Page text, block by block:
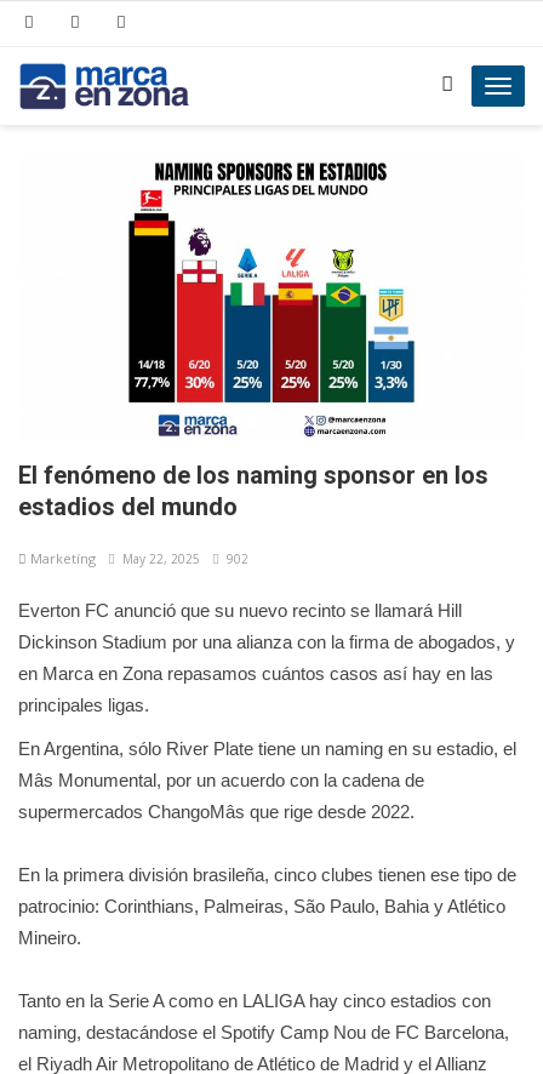
El fenómeno de los naming sponsor en los
estadios del mundo
Marketíng May 22, 2025 902
Everton FC anunció que su nuevo recinto se llamará Hill
Dickinson Stadium por una alianza con la firma de abogados, y
en Marca en Zona repasamos cuántos casos así hay en las
principales ligas.
En Argentina, sólo River Plate tiene un naming en su estadio, el
Mâs Monumental, por un acuerdo con la cadena de
supermercados ChangoMâs que rige desde 2022.
En la primera división brasileña, cinco clubes tienen ese tipo de
patrocinio: Corinthians, Palmeiras, São Paulo, Bahia y Atlético
Mineiro.
Tanto en la Serie A como en LALIGA hay cinco estadios con
naming, destacándose el Spotify Camp Nou de FC Barcelona,
el Riyadh Air Metropolitano de Atlético de Madrid y el Allianz